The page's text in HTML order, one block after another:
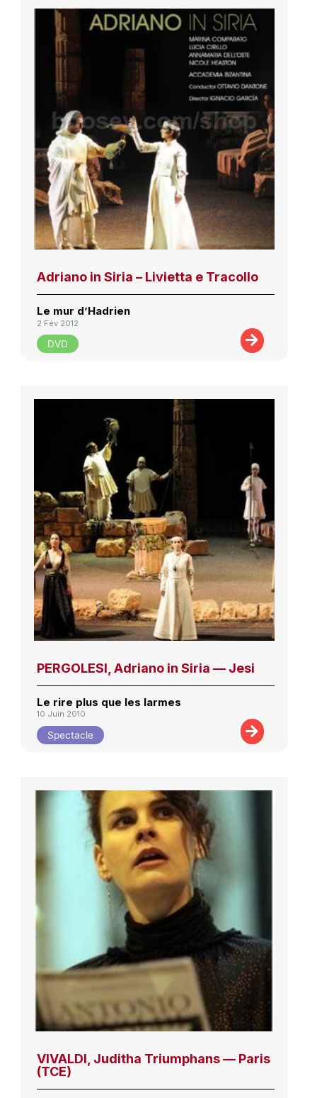
Adriano in Siria – Livietta e Tracollo
Le mur d’Hadrien
2 Fév 2012
DVD
PERGOLESI, Adriano in Siria — Jesi
Le rire plus que les larmes
10 Juin 2010
Spectacle
VIVALDI, Juditha Triumphans — Paris
(TCE)